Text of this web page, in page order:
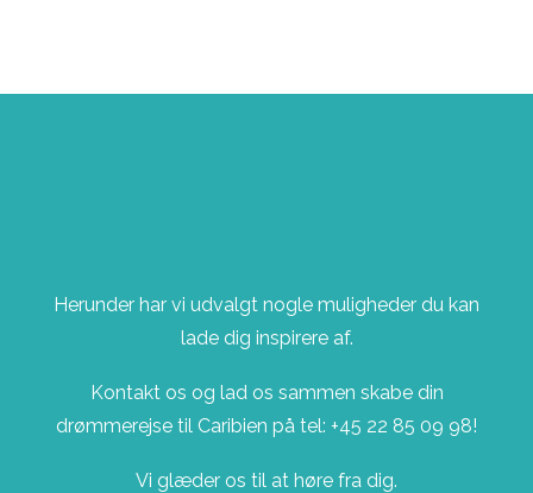
Herunder har vi udvalgt nogle muligheder du kan
lade dig inspirere af.
Kontakt os og lad os sammen skabe din
drømmerejse til Caribien på tel: +45 22 85 09 98!
Vi glæder os til at høre fra dig.